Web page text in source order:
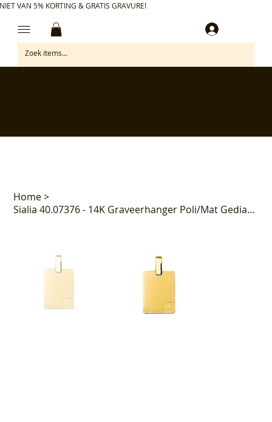
VAN 5% KORTING & GRATIS GRAVURE!
Home>
Sialia 40.07376 - 14K Graveerhanger Poli/Mat Gediamanteerd